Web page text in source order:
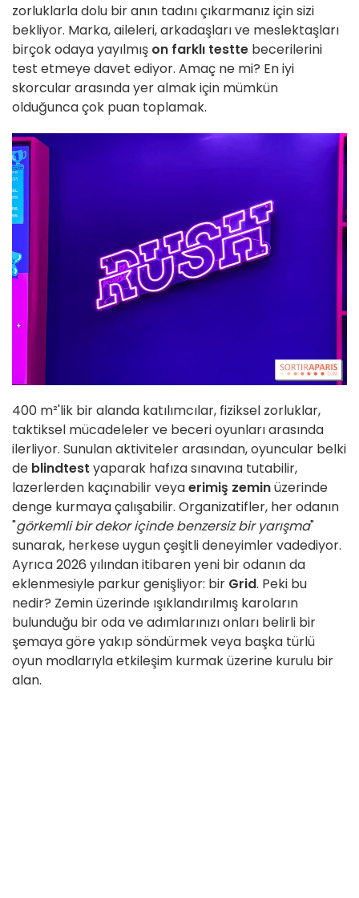
zorluklarla dolu bir anın tadını çıkarmanız için sizi
bekliyor. Marka, aileleri, arkadaşları ve meslektaşları
birçok odaya yayılmış on farklı testte becerilerini
test etmeye davet ediyor. Amaç ne mi? En iyi
skorcular arasında yer almak için mümkün
olduğunca çok puan toplamak.
400 m²'lik bir alanda katılımcılar, fiziksel zorluklar,
taktiksel mücadeleler ve beceri oyunları arasında
ilerliyor. Sunulan aktiviteler arasından, oyuncular belki
de blindtest yaparak hafıza sınavına tutabilir,
lazerlerden kaçınabilir veyaerimiş zeminüzerinde
denge kurmaya çalışabilir. Organizatifler, her odanın
"görkemli bir dekor içinde benzersiz bir yarışma"
sunarak, herkese uygun çeşitli deneyimler vadediyor.
Ayrıca 2026 yılından itibaren yeni bir odanın da
eklenmesiyle parkur genişliyor: bir Grid. Peki bu
nedir? Zemin üzerinde ışıklandırılmış karoların
bulunduğu bir oda ve adımlarınızı onları belirli bir
şemaya göre yakıp söndürmek veya başka türlü
oyun modlarıyla etkileşim kurmak üzerine kurulu bir
alan.